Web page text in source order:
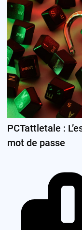
PCTattletale :
mot de passe